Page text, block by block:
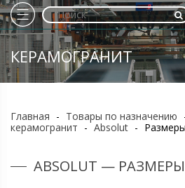
КЕРАМОГРАНИТ
Главная - Товары по назначению
керамогранит - Absolut -
ABSOLUT —